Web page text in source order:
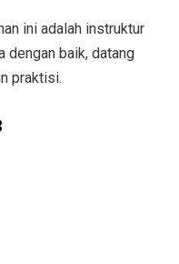
ini adalah instruktur
dengan baik, datang
praktisi.